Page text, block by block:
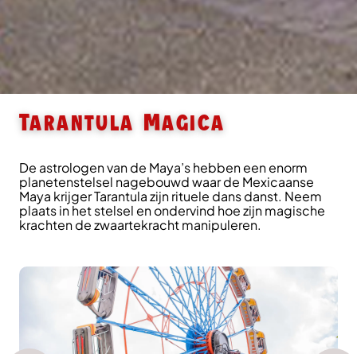
Tarantula Magica
De astrologen van de Maya’s hebben een enorm
planetenstelsel nagebouwd waar de Mexicaanse
Maya krijger Tarantula zijn rituele dans danst. Neem
plaats in het stelsel en ondervind hoe zijn magische
krachten de zwaartekracht manipuleren.